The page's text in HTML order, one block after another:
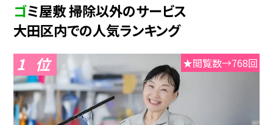
ゴミ屋敷 掃除以外のサービス
大田区内での人気ランキング
1 ★閲覧数→768回